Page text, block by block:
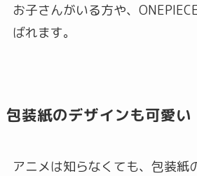
お子さんがいる方や、
ばれます。
包装紙のデザインも可愛い
アニメは知らなくても、包装紙